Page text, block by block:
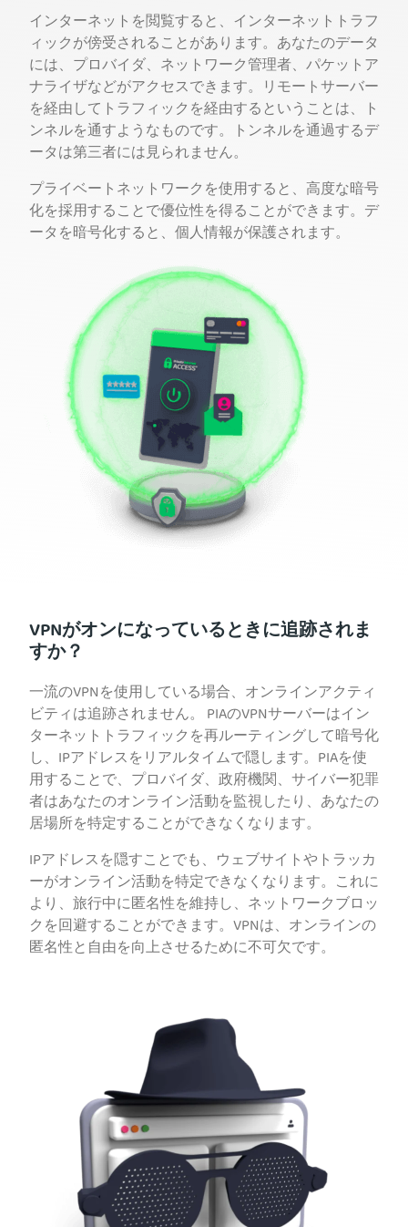
インターネットを閲覧すると、インターネットトラフ
ィックが傍受されることがあります。あなたのデータ
には、プロバイダ、ネットワーク管理者、パケットア
ナライザなどがアクセスできます。リモートサーバー
を経由してトラフィックを経由するということは、ト
ンネルを通すようなものです。トンネルを通過するデ
ータは第三者には見られません。
プライベートネットワークを使用すると、高度な暗号
化を採用することで優位性を得ることができます。デ
ータを暗号化すると、個人情報が保護されます。
VPNがオンになっているときに追跡されま
すか？
一流のVPNを使用している場合、オンラインアクティ
ビティは追跡されません。 PIAのVPNサーバーはイン
ターネットトラフィックを再ルーティングして暗号化
し、IPアドレスをリアルタイムで隠します。PIAを使
用することで、プロバイダ、政府機関、サイバー犯罪
者はあなたのオンライン活動を監視したり、あなたの
居場所を特定することができなくなります。
IPアドレスを隠すことでも、ウェブサイトやトラッカ
ーがオンライン活動を特定できなくなります。これに
より、旅行中に匿名性を維持し、ネットワークブロッ
クを回避することができます。VPNは、オンラインの
匿名性と自由を向上させるために不可欠です。